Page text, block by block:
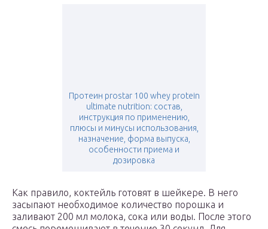
Протеин prostar 100 whey protein
ultimate nutrition: состав,
инструкция по применению,
плюсы и минусы использования,
назначение, форма выпуска,
особенности приема и
дозировка
Как правило, коктейль готовят в шейкере. В него
засыпают необходимое количество порошка и
заливают 200 мл молока, сока или воды. После этого